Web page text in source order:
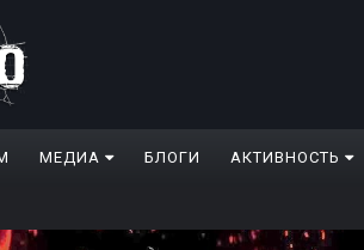
МЕДИА БЛОГИ АКТИВНОСТЬ